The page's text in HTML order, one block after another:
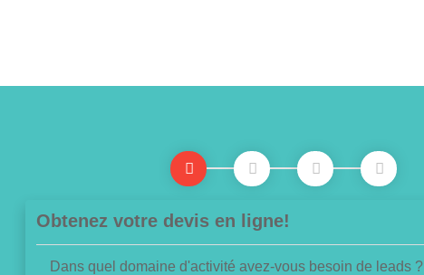
Obtenez votre devis en ligne!
Dans quel domaine d'activité avez-vous besoin de leads ?